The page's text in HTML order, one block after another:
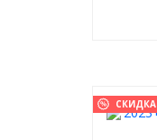
СКИДКА